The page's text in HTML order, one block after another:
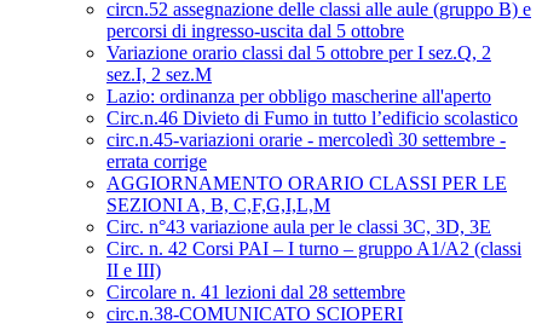
circn.52 assegnazione delle classi alle aule (gruppo B) e
percorsi di ingresso-uscita dal 5 ottobre
Variazione orario classi dal 5 ottobre per I sez.Q, 2
sez.I, 2 sez.M
Lazio: ordinanza per obbligo mascherine all'aperto
Circ.n.46 Divieto di Fumo in tutto l’edificio scolastico
circ.n.45-variazioni orarie - mercoledì 30 settembre -
errata corrige
AGGIORNAMENTO ORARIO CLASSI PER LE
SEZIONI A, B, C,F,G,I,L,M
Circ. n°43 variazione aula per le classi 3C, 3D, 3E
Circ. n. 42 Corsi PAI – I turno – gruppo A1/A2 (classi
II e III)
Circolare n. 41 lezioni dal 28 settembre
circ.n.38-COMUNICATO SCIOPERI